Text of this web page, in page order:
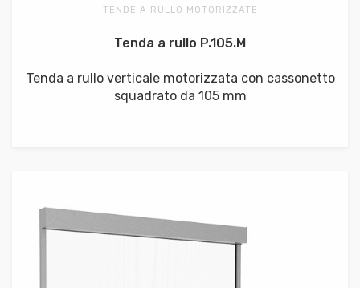
TENDE A RULLO MOTORIZZATE
Tenda a rullo P.105.M
Tenda a rullo verticale motorizzata con cassonetto
squadrato da 105 mm